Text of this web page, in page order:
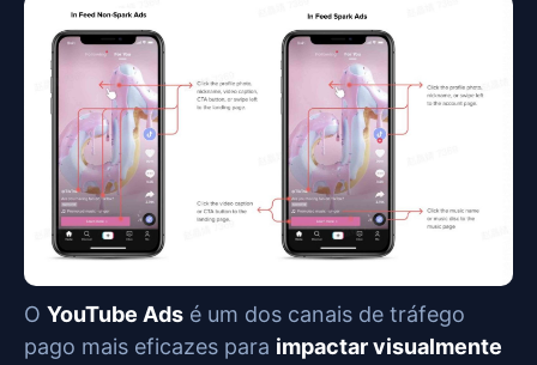
O YouTube Ads é um dos canais de tráfego
pago mais eficazes para impactar visualmente